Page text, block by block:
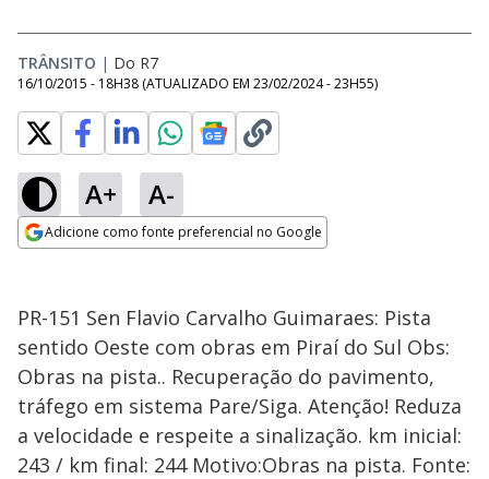
TRÂNSITO | Do R7
16/10/2015 - 18H38 (ATUALIZADO EM 23/02/2024 - 23H55)
A+ A-
Adicione como fonte preferencial no Google
PR-151 Sen Flavio Carvalho Guimaraes: Pista
sentido Oeste com obras em Piraí do Sul Obs:
Obras na pista.. Recuperação do pavimento,
tráfego em sistema Pare/Siga. Atenção! Reduza
a velocidade e respeite a sinalização. km inicial:
243 / km final: 244 Motivo:Obras na pista. Fonte: